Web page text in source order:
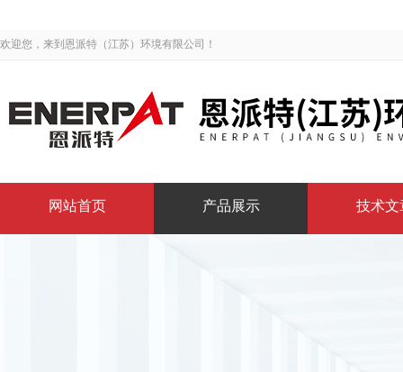
欢迎您，来到恩派特（江苏）环境有限公司！
网站首页 产品展示 技术文